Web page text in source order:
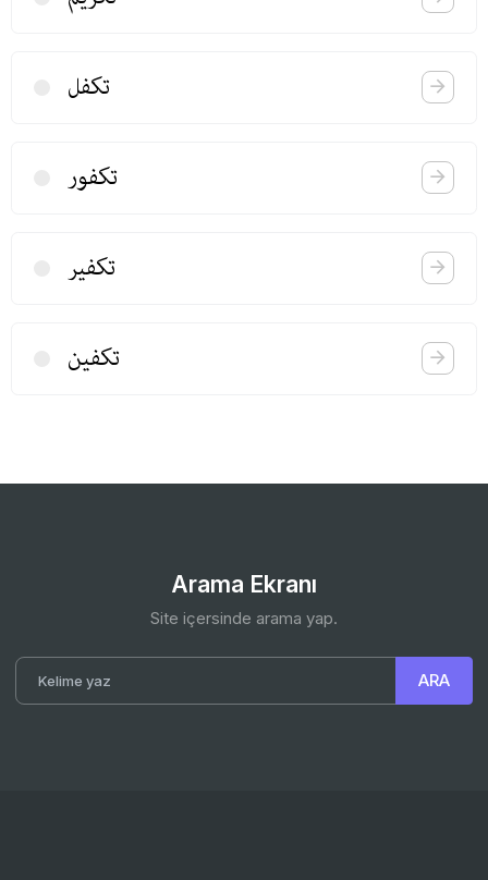
تكفل
تكفور
تكفیر
تكفین
Arama Ekranı
Site içersinde arama yap.